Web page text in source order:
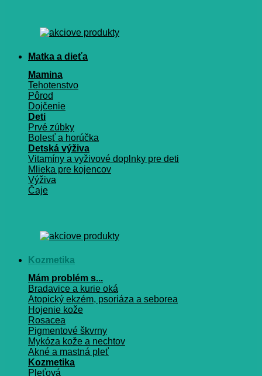
Matka a dieťa
Mamina
Tehotenstvo
Pôrod
Dojčenie
Deti
Prvé zúbky
Bolesť a horúčka
Detská výživa
Vitamíny a vyživové doplnky pre deti
Mlieka pre kojencov
Výživa
Čaje
Kozmetika
Mám problém s...
Bradavice a kurie oká
Atopický ekzém, psoriáza a seborea
Hojenie kože
Rosacea
Pigmentové škvrny
Mykóza kože a nechtov
Akné a mastná pleť
Kozmetika
Pleťová